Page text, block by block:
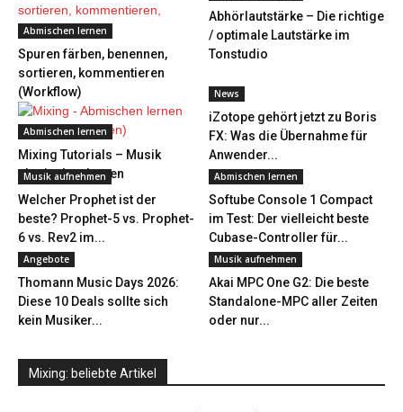
Abmischen lernen
Spuren färben, benennen,
sortieren, kommentieren
(Workflow)
Abhörlautstärke – Die richtige
/ optimale Lautstärke im
Tonstudio
Abmischen lernen
Mixing Tutorials – Musik
abmischen lernen
News
iZotope gehört jetzt zu Boris
FX: Was die Übernahme für
Anwender...
Musik aufnehmen
Welcher Prophet ist der
beste? Prophet-5 vs. Prophet-
6 vs. Rev2 im...
Abmischen lernen
Softube Console 1 Compact
im Test: Der vielleicht beste
Cubase-Controller für...
Angebote
Thomann Music Days 2026:
Diese 10 Deals sollte sich
kein Musiker...
Musik aufnehmen
Akai MPC One G2: Die beste
Standalone-MPC aller Zeiten
oder nur...
Mixing: beliebte Artikel